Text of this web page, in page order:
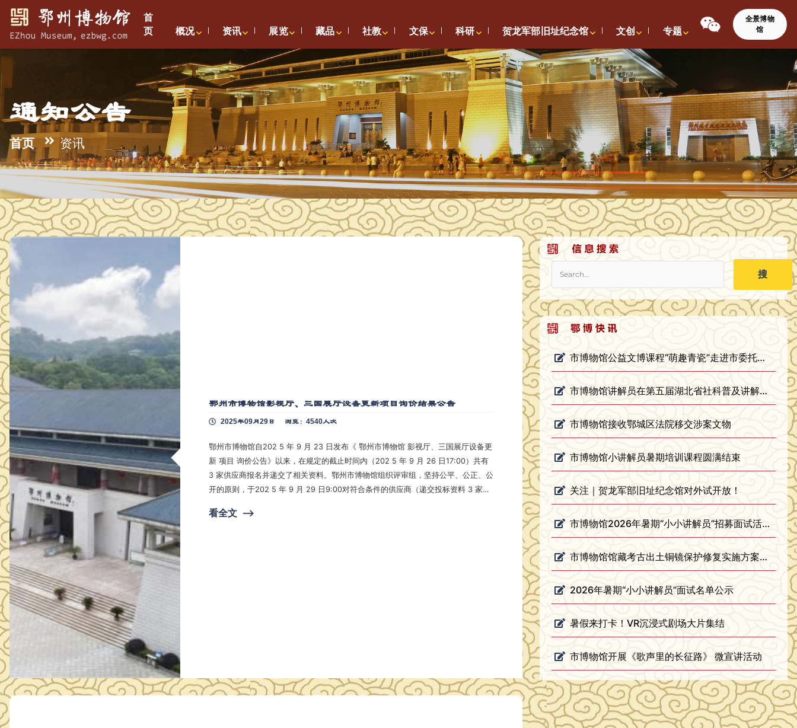
首
页
概况 资讯 展览 藏品 社教 文保 科研 贺龙军部旧址纪念馆 文创 专题
全景博物
馆
通知公告
首页 资讯
鄂州市博物馆影视厅、三国展厅设备更新项目询价结果公告
2025年09月29日 浏览：4540人次
鄂州市博物馆自202 5 年 9 月 23 日发布《 鄂州市博物馆 影视厅、三国展厅设备更
新 项目 询价公告》以来，在规定的截止时间内（202 5 年 9 月 26 日17:00）共有
3 家供应商报名并递交了相关资料。鄂州市博物馆组织评审组，坚持公平、公正、公
开的原则，于202 5 年 9 月 29 日9:00对符合条件的供应商（递交投标资料 3 家）
现将中标信息公示如下： 中标单位：湖北泰齐光电信息技术有限公司 中标金额：37
看全文 ⟶
搜
市博物馆公益文博课程“萌趣青瓷”走进市委托管课堂
市博物馆讲解员在第五届湖北省社科普及讲解员大赛鄂州市初赛中喜获佳绩
市博物馆接收鄂城区法院移交涉案文物
市博物馆小讲解员暑期培训课程圆满结束
关注｜贺龙军部旧址纪念馆对外试开放！
市博物馆2026年暑期“小小讲解员”招募面试活动圆满落幕
市博物馆馆藏考古出土铜镜保护修复实施方案专家论证会顺利召开
2026年暑期“小小讲解员”面试名单公示
暑假来打卡！VR沉浸式剧场大片集结
市博物馆开展《歌声里的长征路》 微宣讲活动